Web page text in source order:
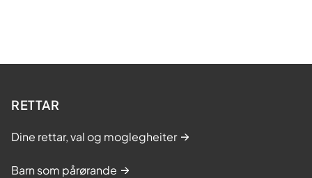
RETTAR
Dine rettar, val og moglegheiter
Barn som pårørande